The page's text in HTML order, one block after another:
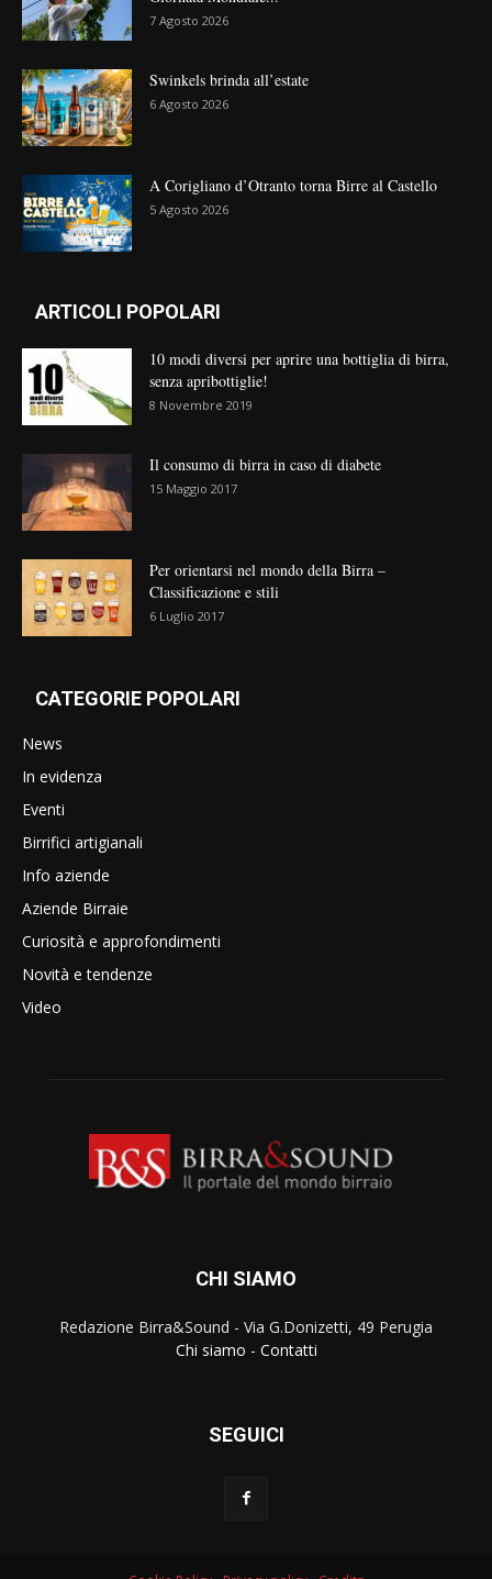
7 Agosto 2026
Swinkels brinda all’estate
6 Agosto 2026
A Corigliano d’Otranto torna Birre al Castello
5 Agosto 2026
ARTICOLI POPOLARI
10 modi diversi per aprire una bottiglia di birra,
senza apribottiglie!
8 Novembre 2019
Il consumo di birra in caso di diabete
15 Maggio 2017
Per orientarsi nel mondo della Birra –
Classificazione e stili
6 Luglio 2017
CATEGORIE POPOLARI
News
In evidenza
Eventi
Birrifici artigianali
Info aziende
Aziende Birraie
Curiosità e approfondimenti
Novità e tendenze
Video
CHI SIAMO
Redazione Birra&Sound - Via G.Donizetti, 49 Perugia
Chi siamo - Contatti
SEGUICI